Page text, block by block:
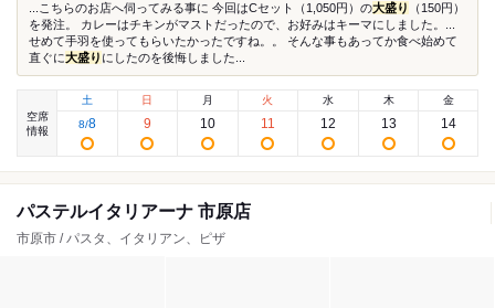
...こちらのお店へ伺ってみる事に 今回はCセット（1,050円）の大盛り
（150円）
を発注。 カレーはチキンがマストだったので、お好みはキーマにしました。...
せめて手羽を使ってもらいたかったですね。。 そんな事もあってか食べ始めて
直ぐに大盛り にしたのを後悔しました...
空席
情報
土
8/8
日
9
月
10
火
11
水
12
木
13
金
14
パステルイタリアーナ 市原店
市原市 / パスタ、イタリアン、ピザ